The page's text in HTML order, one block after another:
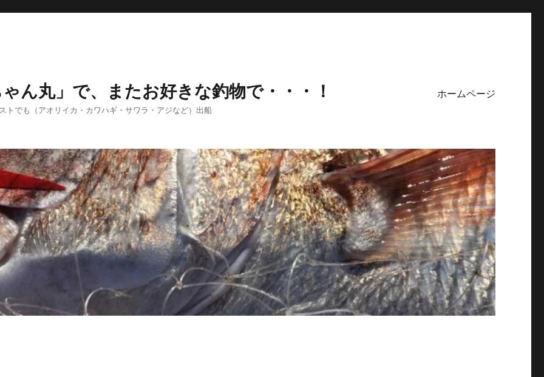
ん丸」で、またお好きな釣物で・・・！
でも（アオリイカ・カワハギ・サワラ・アジなど）出船
ホームページ